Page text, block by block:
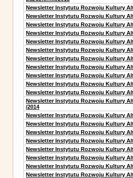
Newsletter Instytutu Rozwoju Kultury
Newsletter Instytutu Rozwoju Kultury
Newsletter Instytutu Rozwoju Kultury
Newsletter Instytutu Rozwoju Kultury
Newsletter Instytutu Rozwoju Kultury
Newsletter Instytutu Rozwoju Kultury
Newsletter Instytutu Rozwoju Kultury
Newsletter Instytutu Rozwoju Kultury
Newsletter Instytutu Rozwoju Kultury
Newsletter Instytutu Rozwoju Kultury
Newsletter Instytutu Rozwoju Kultury
Newsletter Instytutu Rozwoju Kultury
/2014
Newsletter Instytutu Rozwoju Kultury
Newsletter Instytutu Rozwoju Kultury
Newsletter Instytutu Rozwoju Kultury
Newsletter Instytutu Rozwoju Kultury
Newsletter Instytutu Rozwoju Kultury
Newsletter Instytutu Rozwoju Kultury
Newsletter Instytutu Rozwoju Kultury
Newsletter Instytutu Rozwoju Kultury